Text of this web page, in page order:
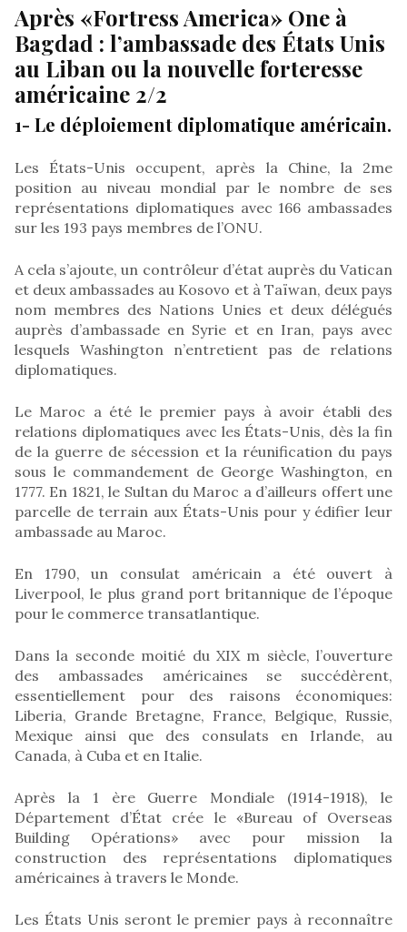
Après «Fortress America» One à
Bagdad : l’ambassade des États Unis
au Liban ou la nouvelle forteresse
américaine 2/2
1- Le déploiement diplomatique américain.
Les États-Unis occupent, après la Chine, la 2me
position au niveau mondial par le nombre de ses
représentations diplomatiques avec 166 ambassades
sur les 193 pays membres de l’ONU.
A cela s’ajoute, un contrôleur d’état auprès du Vatican
et deux ambassades au Kosovo et à Taïwan, deux pays
nom membres des Nations Unies et deux délégués
auprès d’ambassade en Syrie et en Iran, pays avec
lesquels Washington n’entretient pas de relations
diplomatiques.
Le Maroc a été le premier pays à avoir établi des
relations diplomatiques avec les États-Unis, dès la fin
de la guerre de sécession et la réunification du pays
sous le commandement de George Washington, en
1777. En 1821, le Sultan du Maroc a d’ailleurs offert une
parcelle de terrain aux États-Unis pour y édifier leur
ambassade au Maroc.
En 1790, un consulat américain a été ouvert à
Liverpool, le plus grand port britannique de l’époque
pour le commerce transatlantique.
Dans la seconde moitié du XIX m siècle, l’ouverture
des ambassades américaines se succédèrent,
essentiellement pour des raisons économiques:
Liberia, Grande Bretagne, France, Belgique, Russie,
Mexique ainsi que des consulats en Irlande, au
Canada, à Cuba et en Italie.
Après la 1 ère Guerre Mondiale (1914-1918), le
Département d’État crée le «Bureau of Overseas
Building Opérations» avec pour mission la
construction des représentations diplomatiques
américaines à travers le Monde.
Les États Unis seront le premier pays à reconnaître